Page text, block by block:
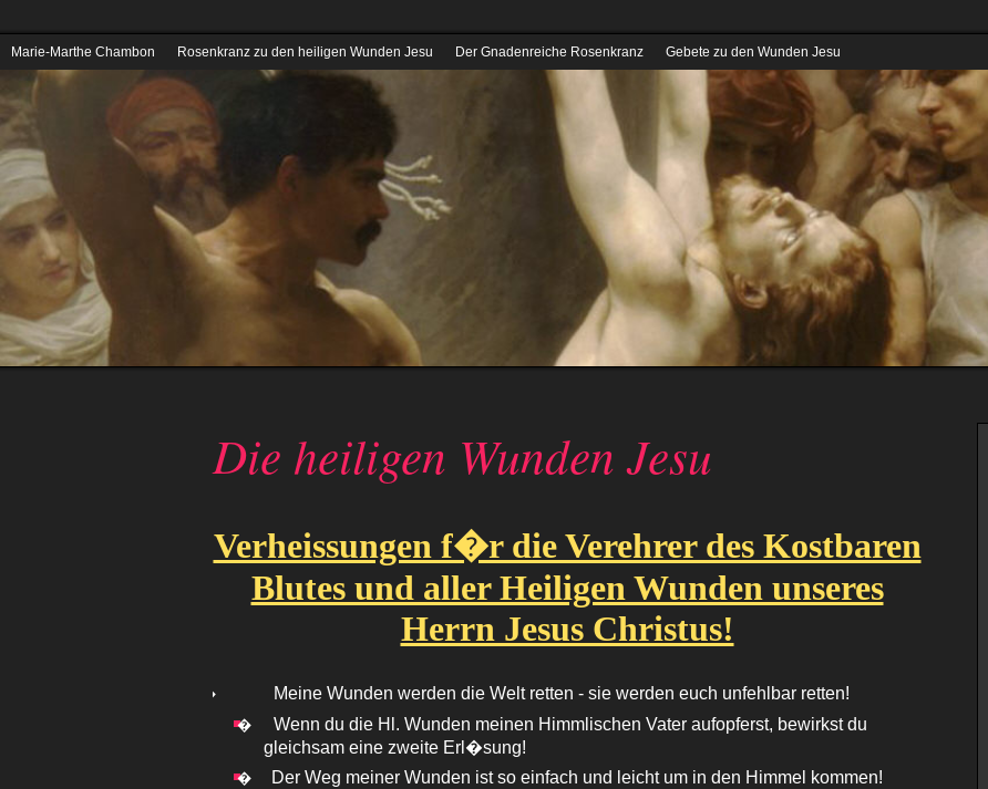
Marie-Marthe Chambon Rosenkranz zu den heiligen Wunden Jesu Der Gnadenreiche Rosenkranz Gebete zu den Wunden Jesu
Die heiligen Wunden Jesu
Verheissungen f�r die Verehrer des Kostbaren
Blutes und aller Heiligen Wunden unseres
Herrn Jesus Christus!
� Meine Wunden werden die Welt retten - sie werden euch unfehlbar retten!
�
Wenn du die Hl. Wunden meinen Himmlischen Vater aufopferst, bewirkst du
gleichsam eine zweite Erl�sung!
� Der Weg meiner Wunden ist so einfach und leicht um in den Himmel kommen!